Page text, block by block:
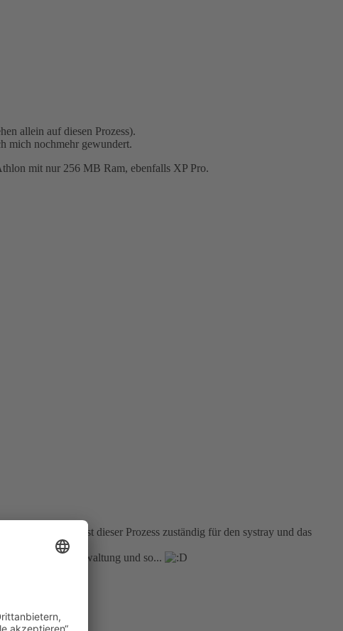
allein auf diesen Prozess).
mich nochmehr gewundert.
mit nur 256 MB Ram, ebenfalls XP Pro.
Zusätzlich ist dieser Prozess zuständig für den systray und das
wegen Verwaltung und so...